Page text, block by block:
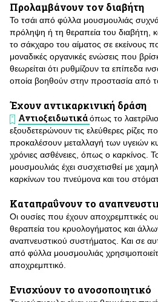
Προλαμβάνουν τον διαβήτη
Το τσάι από φύλλα μουσμουλιάς συχνά
πρόληψη ή τη θεραπεία του διαβήτη,
το σάκχαρο του αίματος σε εκείνους
μοναδικές οργανικές ενώσεις που
θεωρείται ότι ρυθμίζουν τα επίπεδα
οποία βοηθούν στην προστασία από
Έχουν αντικαρκινική δράση
Αντιοξειδωτικάόπως το
εξουδετερώνουν τις ελεύθερες ρίζες
προκαλέσουν μεταλλαγή των υγειών
χρόνιες ασθένειες, όπως ο καρκίνος.
μουσμουλιάς έχει συσχετισθεί με
καρκίνων του πνεύμονα και του
Καταπραΰνουν το
Οι ουσίες που έχουν αποχρεμπτικές
θεραπεία του κρυολογήματος και
αναπνευστικού συστήματος. Και σε
από φύλλα μουσμουλιάς
αποχρεμπτικό.
Ενισχύουν το ανοσοποιητικό